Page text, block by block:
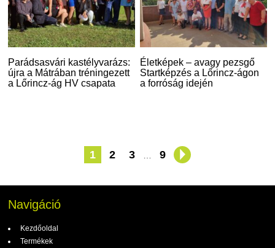
Parádsasvári kastélyvarázs:
újra a Mátrában tréningezett
a Lőrincz-ág HV csapata
Életképek – avagy pezsgő
Startképzés a Lőrincz-ágon
a forróság idején
1 2 3 9
Navigáció
Kezdőoldal
Termékek